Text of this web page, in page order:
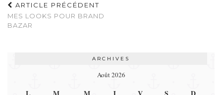
ARTICLE PRÉCÉDENT
MES LOOKS POUR BRAND
BAZAR
ARCHIVES
Août 2026